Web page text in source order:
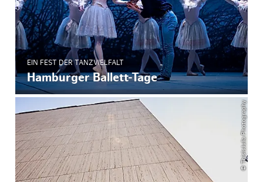
EIN FEST DER TANZVIELFALT
Hamburger Ballett-Tage
© ThisIsJulia Photography